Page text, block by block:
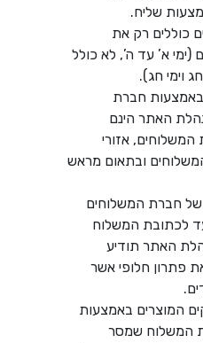
שליח.
כוללים רק את
(ימי א’ עד ה’, לא כולל
וימי חג).
באמצעות חברת
האתר הינם
אזורי
ובתאום מראש
של חברת המשלוחים
לכתובת המשלוח
האתר תודיע
פתרון חלופי אשר
המוצרים באמצעות
המשלוח שמסר